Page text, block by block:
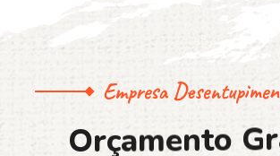
Empresa
Orçamento Gr